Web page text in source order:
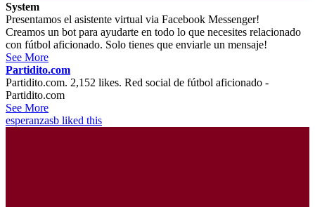
System
Presentamos el asistente virtual via Facebook Messenger!
Creamos un bot para ayudarte en todo lo que necesites relacionado
con fútbol aficionado. Solo tienes que enviarle un mensaje!
See More
Partidito.com
Partidito.com. 2,152 likes. Red social de fútbol aficionado -
Partidito.com
See More
esperanzasb liked this